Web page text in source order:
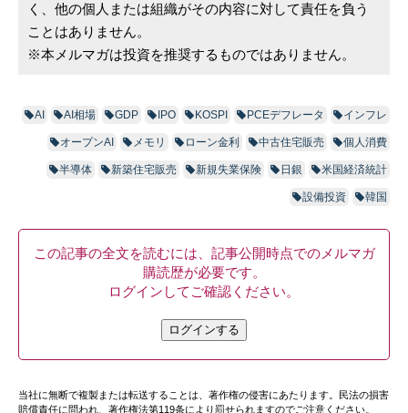
く、他の個人または組織がその内容に対して責任を負う
ことはありません。
※本メルマガは投資を推奨するものではありません。
AI AI相場 GDP IPO KOSPI PCEデフレータ インフレ
オープンAI メモリ ローン金利 中古住宅販売 個人消費
半導体 新築住宅販売 新規失業保険 日銀 米国経済統計
設備投資 韓国
この記事の全文を読むには、記事公開時点でのメルマガ
購読歴が必要です。
ログインしてご確認ください。
ログインする
当社に無断で複製または転送することは、著作権の侵害にあたります。民法の損害
賠償責任に問われ、著作権法第119条により罰せられますのでご注意ください。